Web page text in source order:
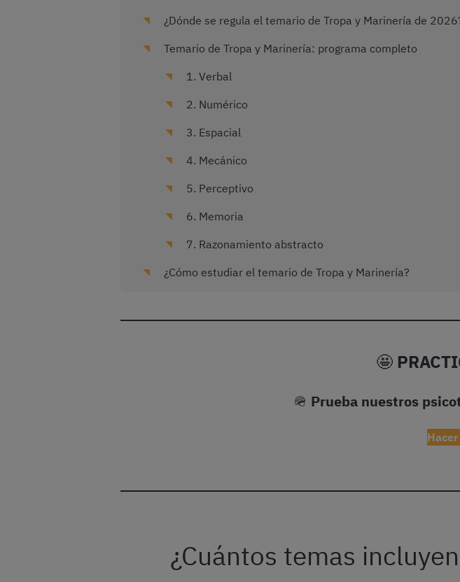
¿Dónde se regula el temario de Tropa y Marinería de
Temario de Tropa y Marinería: programa completo
1. Verbal
2. Numérico
3. Espacial
4. Mecánico
5. Perceptivo
6. Memoria
7. Razonamiento abstracto
¿Cómo estudiar el temario de Tropa y Marinería?
🤩
🪖 Prueba nuestros
¿Cuántos temas